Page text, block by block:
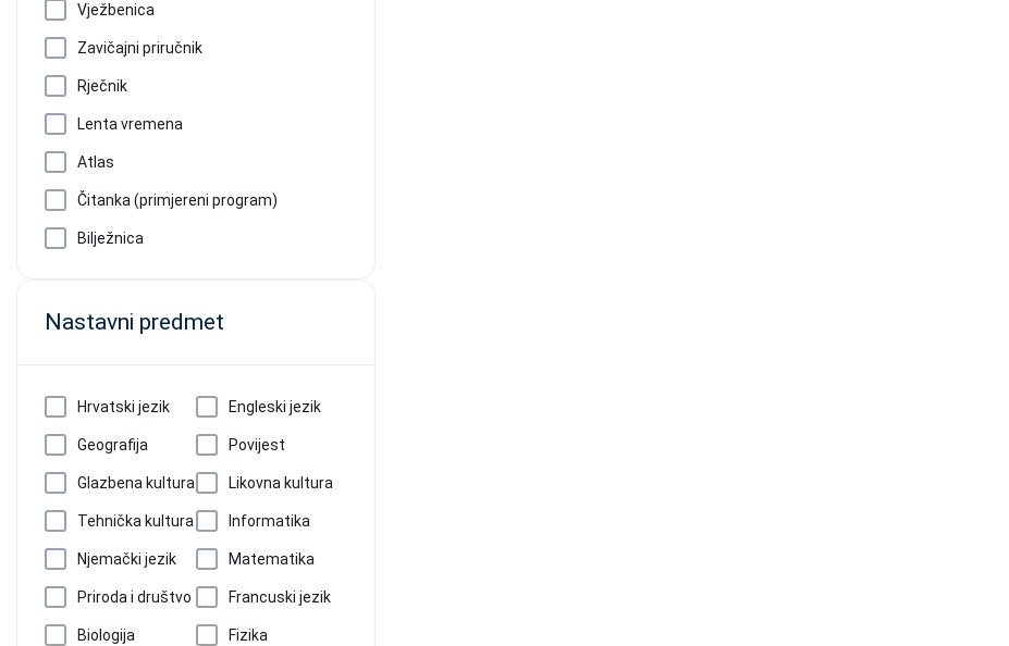
Vježbenica
Zavičajni priručnik
Rječnik
Lenta vremena
Atlas
Čitanka (primjereni program)
Bilježnica
Nastavni predmet
Hrvatski jezik Engleski jezik
Geografija Povijest
Glazbena kultura Likovna kultura
Tehnička kultura Informatika
Njemački jezik Matematika
Priroda i društvo Francuski jezik
Biologija Fizika